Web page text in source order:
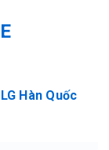
Hàn Quốc